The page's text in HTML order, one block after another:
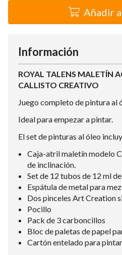
Añadir
Información
ROYAL TALENS MALETÍN
CALLISTO CREATIVO
Juego completo de pintura al
Ideal para empezar a pintar.
El set de pinturas al óleo
Caja-atril maletín modelo
de inclinación.
Set de 12 tubos de 12 ml
Espátula de metal para
Dos pinceles Art Creation
Pocillo
Pack de 3 carboncillos
Bloc de paletas de papel
Cartón entelado para